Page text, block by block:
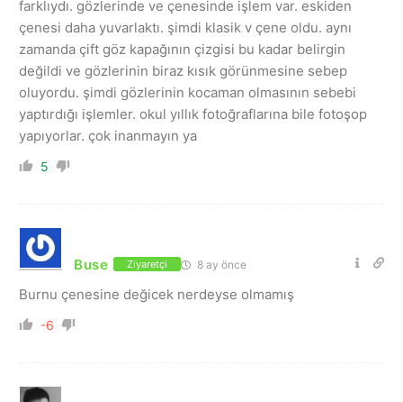
farklıydı. gözlerinde ve çenesinde işlem var. eskiden
çenesi daha yuvarlaktı. şimdi klasik v çene oldu. aynı
zamanda çift göz kapağının çizgisi bu kadar belirgin
değildi ve gözlerinin biraz kısık görünmesine sebep
oluyordu. şimdi gözlerinin kocaman olmasının sebebi
yaptırdığı işlemler. okul yıllık fotoğraflarına bile fotoşop
yapıyorlar. çok inanmayın ya
5
Buse Ziyaretçi 8 ay önce
Burnu çenesine değicek nerdeyse olmamış
-6